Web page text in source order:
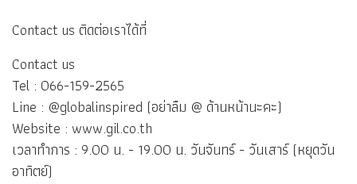
Contact us ติดต่อเราได้ที่
Contact us
Tel : 066-159-2565
Line : @globalinspired (อย่าลืม @ ด้านหน้านะคะ)
Website : www.gil.co.th
เวลาทำการ : 9.00 น. - 19.00 น. วันจันทร์ - วันเสาร์ (หยุดวัน
อาทิตย์)